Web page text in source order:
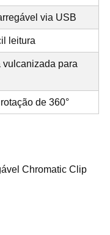
via USB
leitura
vulcanizada para
de 360°
Chromatic Clip